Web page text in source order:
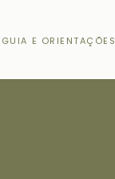
GUIA E ORIENTAÇÕES